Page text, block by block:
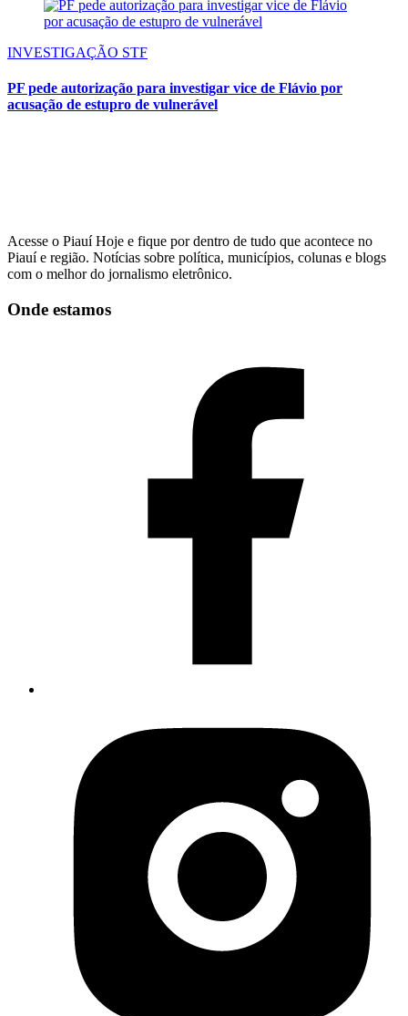
INVESTIGAÇÃO STF
PF pede autorização para investigar vice de Flávio por
acusação de estupro de vulnerável
Acesse o Piauí Hoje e fique por dentro de tudo que acontece no
Piauí e região. Notícias sobre política, municípios, colunas e blogs
com o melhor do jornalismo eletrônico.
Onde estamos